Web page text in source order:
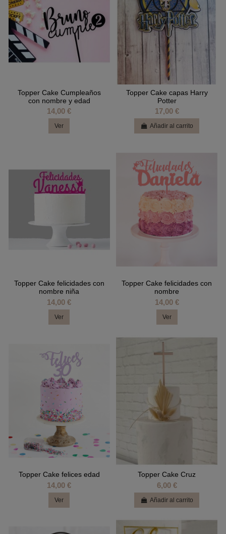
Topper Cake Cumpleaños
con nombre y edad
14,00 €
Ver
Topper Cake capas Harry
Potter
17,00 €
Añadir al carrito
Topper Cake felicidades con
nombre niña
14,00 €
Ver
Topper Cake felicidades con
nombre
14,00 €
Ver
Topper Cake felices edad
14,00 €
Ver
Topper Cake Cruz
6,00 €
Añadir al carrito